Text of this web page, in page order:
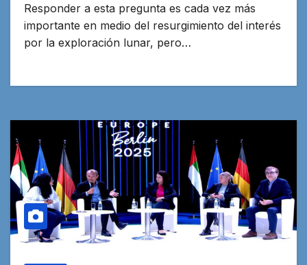
Responder a esta pregunta es cada vez más
importante en medio del resurgimiento del interés
por la exploración lunar, pero…